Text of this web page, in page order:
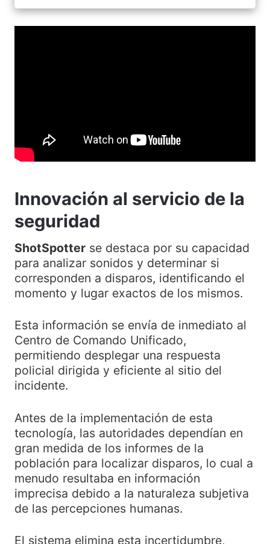
Innovación al servicio de la
seguridad
ShotSpotterse destaca por su capacidad
para analizar sonidos y determinar si
corresponden a disparos, identificando el
momento y lugar exactos de los mismos.
Esta información se envía de inmediato al
Centro de Comando Unificado,
permitiendo desplegar una respuesta
policial dirigida y eficiente al sitio del
incidente.
Antes de la implementación de esta
tecnología, las autoridades dependían en
gran medida de los informes de la
población para localizar disparos, lo cual a
menudo resultaba en información
imprecisa debido a la naturaleza subjetiva
de las percepciones humanas.
El sistema elimina esta incertidumbre,